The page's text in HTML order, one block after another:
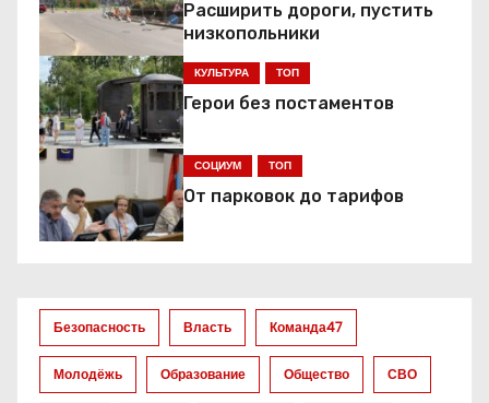
а
ц
и
я
п
о
а
п
Расширить дороги, пустить
низкопольники
КУЛЬТУРА ТОП
Герои без постаментов
СОЦИУМ ТОП
От парковок до тарифов
Безопасность Власть Команда47
Молодёжь Образование Общество СВО